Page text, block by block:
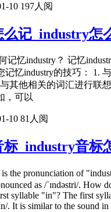
10 197人阅
记_industry怎
记忆industry？ 记忆
记忆industry的技巧： 1.
其他相关的词汇进行联
，可以
10 81人阅
_industry音标
the pronunciation of
as /ˈɪndəstri/. How
syllable "in"? The first
. It is similar to the sound